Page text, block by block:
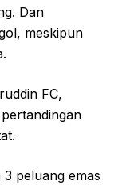
Dan
meskipun
FC,
peluang emas